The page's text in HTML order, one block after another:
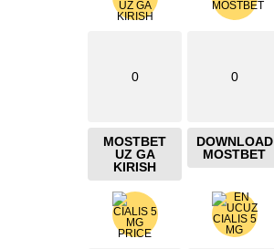
0
MOSTBET
UZ GA
KIRISH
0
DOWNLOAD
MOSTBET